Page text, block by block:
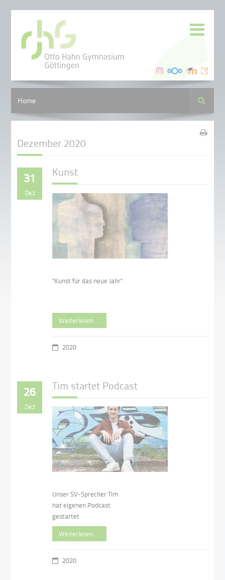
Home Suche
Dezember 2020
31
Dez
Kunst
"Kunst für das neue Jahr"
Weiterlesen …
2020
26
Dez
Tim startet Podcast
Unser SV-Sprecher Tim
hat eigenen Podcast
gestartet
Weiterlesen …
2020